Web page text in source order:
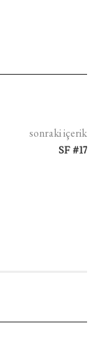
sonraki içerik
SF #17